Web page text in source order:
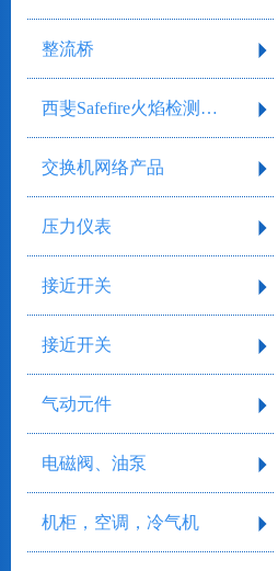
整流桥
西斐Safefire火焰检测系统
交换机网络产品
压力仪表
接近开关
接近开关
气动元件
电磁阀、油泵
机柜，空调，冷气机